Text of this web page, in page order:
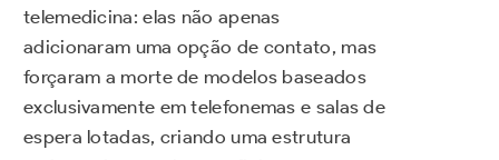
telemedicina: elas não apenas
adicionaram uma opção de contato, mas
forçaram a morte de modelos baseados
exclusivamente em telefonemas e salas de
espera lotadas, criando uma estrutura